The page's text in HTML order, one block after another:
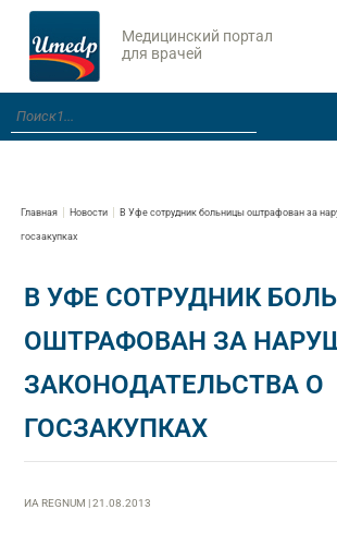
Медицинский портал
для врачей
Главная Новости В Уфе сотрудник больницы оштрафован за
госзакупках
В УФЕ СОТРУДНИК
ОШТРАФОВАН ЗА
ЗАКОНОДАТЕЛЬСТВА О
ГОСЗАКУПКАХ
ИА REGNUM | 21.08.2013